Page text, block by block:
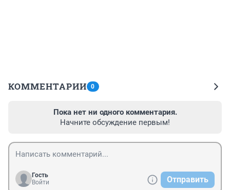
КОММЕНТАРИИ 0
Пока нет ни одного комментария.
Начните обсуждение первым!
Гость
Войти
Отправить